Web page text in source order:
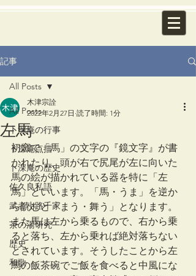
記事
All Posts
卜深庵の行事
卜深庵点描
卜深庵の歴史
佐久良私語
武者小路千家
茶の湯研究
歴史
和歌
All Posts
左馬
木津宗詮
2022年2月27日 読了時間: 1分
初窯で「馬」の文字の『鏡文字』が書
かれたり、頭が右で尻尾が左に向いた
馬の絵が描かれている器を特に「左
馬」といいます。「馬・うま」を逆か
ら読むと「まう・舞う」となります。
また馬は左から乗るもので、右から乗
ると落ち、左から乗れば絶対落ちない
とされています。そうしたことから左
馬の飯茶碗でご飯を食べると中風にな